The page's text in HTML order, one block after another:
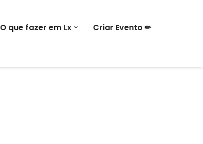
O que fazer em Lx
Criar Evento ✏